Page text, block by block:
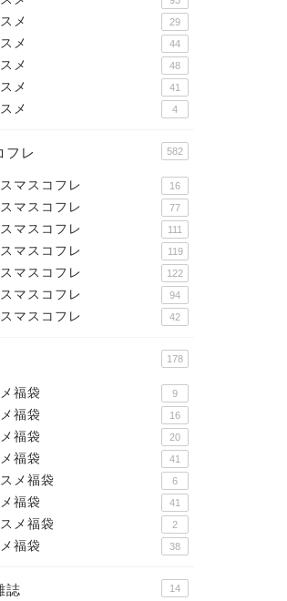
メ 29
メ 44
メ 48
メ 41
メ 4
フレ 582
マスコフレ 16
マスコフレ 77
マスコフレ 111
マスコフレ 119
マスコフレ 122
マスコフレ 94
マスコフレ 42
178
福袋 9
福袋 16
福袋 20
福袋 41
メ福袋 6
福袋 41
メ福袋 2
福袋 38
誌 14